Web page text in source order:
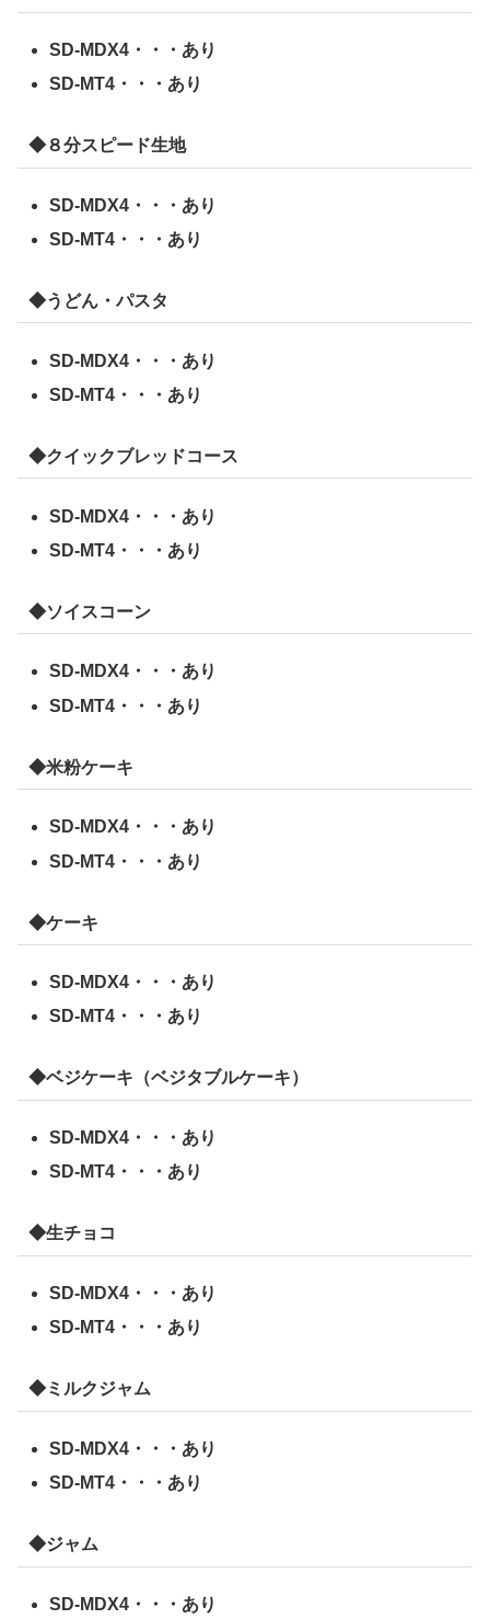
SD-MDX4・・・あり
SD-MT4・・・あり
◆８分スピード生地
SD-MDX4・・・あり
SD-MT4・・・あり
◆うどん・パスタ
SD-MDX4・・・あり
SD-MT4・・・あり
◆クイックブレッドコース
SD-MDX4・・・あり
SD-MT4・・・あり
◆ソイスコーン
SD-MDX4・・・あり
SD-MT4・・・あり
◆米粉ケーキ
SD-MDX4・・・あり
SD-MT4・・・あり
◆ケーキ
SD-MDX4・・・あり
SD-MT4・・・あり
◆ベジケーキ（ベジタブルケーキ）
SD-MDX4・・・あり
SD-MT4・・・あり
◆生チョコ
SD-MDX4・・・あり
SD-MT4・・・あり
◆ミルクジャム
SD-MDX4・・・あり
SD-MT4・・・あり
◆ジャム
SD-MDX4・・・あり